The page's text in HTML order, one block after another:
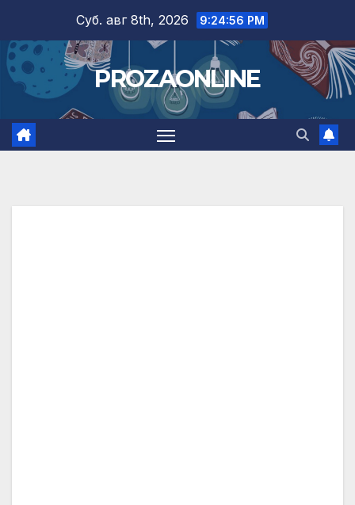
content
Суб. авг 8th, 2026 9:24:57 PM
PROZAONLINE